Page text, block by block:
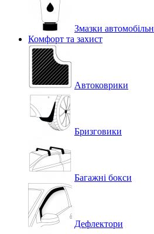
Змазки
Комфорт та захист
Автоковрики
Бризговики
Багажні бокси
Дефлектори